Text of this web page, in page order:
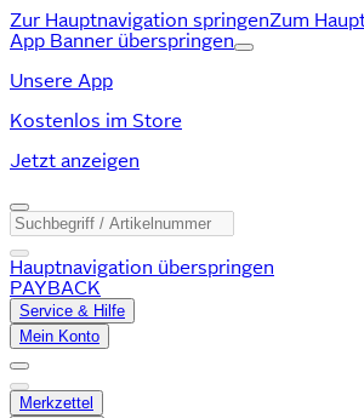
Zur Hauptnavigation springenZum
App Banner überspringen
Unsere App
Kostenlos im Store
Jetzt anzeigen
Hauptnavigation überspringen
PAYBACK
Service & Hilfe
Mein Konto
Merkzettel